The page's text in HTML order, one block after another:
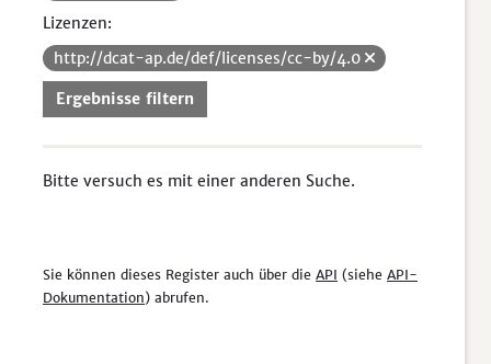
Lizenzen:
http://dcat-ap.de/def/licenses/cc-by/4.0
Ergebnisse filtern
Bitte versuch es mit einer anderen Suche.
Sie können dieses Register auch über die API (siehe API-
Dokumentation) abrufen.